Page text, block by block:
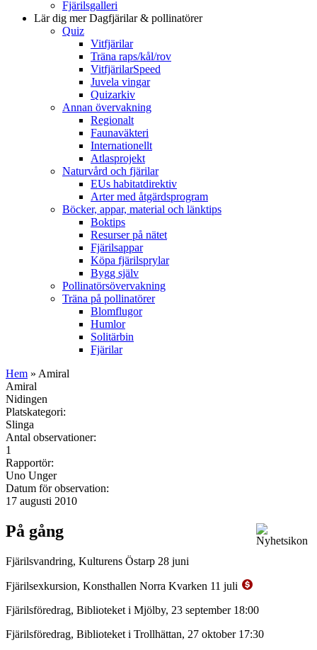
Fjärilsgalleri
Lär dig merDagfjärilar & pollinatörer
Quiz
Vitfjärilar
Träna raps/kål/rov
VitfjärilarSpeed
Juvela vingar
Quizarkiv
Annan övervakning
Regionalt
Faunaväkteri
Internationellt
Atlasprojekt
Naturvård och fjärilar
EUs habitatdirektiv
Arter med åtgärdsprogram
Böcker, appar, material och länktips
Boktips
Resurser på nätet
Fjärilsappar
Köpa fjärilsprylar
Bygg själv
Pollinatörsövervakning
Träna på pollinatörer
Blomflugor
Humlor
Solitärbin
Fjärilar
Hem » Amiral
Amiral
Nidingen
Platskategori:
Slinga
Antal observationer:
1
Rapportör:
Uno Unger
Datum för observation:
17 augusti 2010
På gång
Fjärilsvandring, Kulturens Östarp 28 juni
Fjärilsexkursion, Konsthallen Norra Kvarken 11 juli
Fjärilsföredrag, Biblioteket i Mjölby, 23 september 18:00
Fjärilsföredrag, Biblioteket i Trollhättan, 27 oktober 17:30